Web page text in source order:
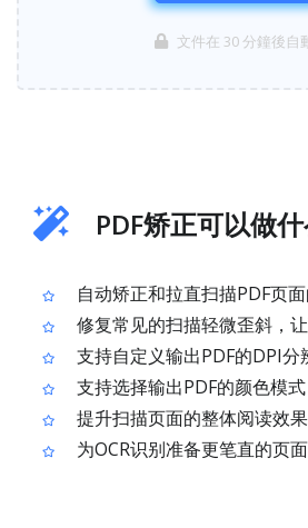
文件在 30 分鐘後自
PDF矫正可以做
自动矫正和拉直扫描PDF页
修复常见的扫描轻微歪斜，
支持自定义输出PDF的DPI分
支持选择输出PDF的颜色模式
提升扫描页面的整体阅读效
为OCR识别准备更笔直的页